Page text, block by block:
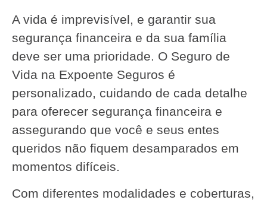
A vida é imprevisível, e garantir sua
segurança financeira e da sua família
deve ser uma prioridade. O Seguro de
Vida na Expoente Seguros é
personalizado, cuidando de cada detalhe
para oferecer segurança financeira e
assegurando que você e seus entes
queridos não fiquem desamparados em
momentos difíceis.
Com diferentes modalidades e coberturas,